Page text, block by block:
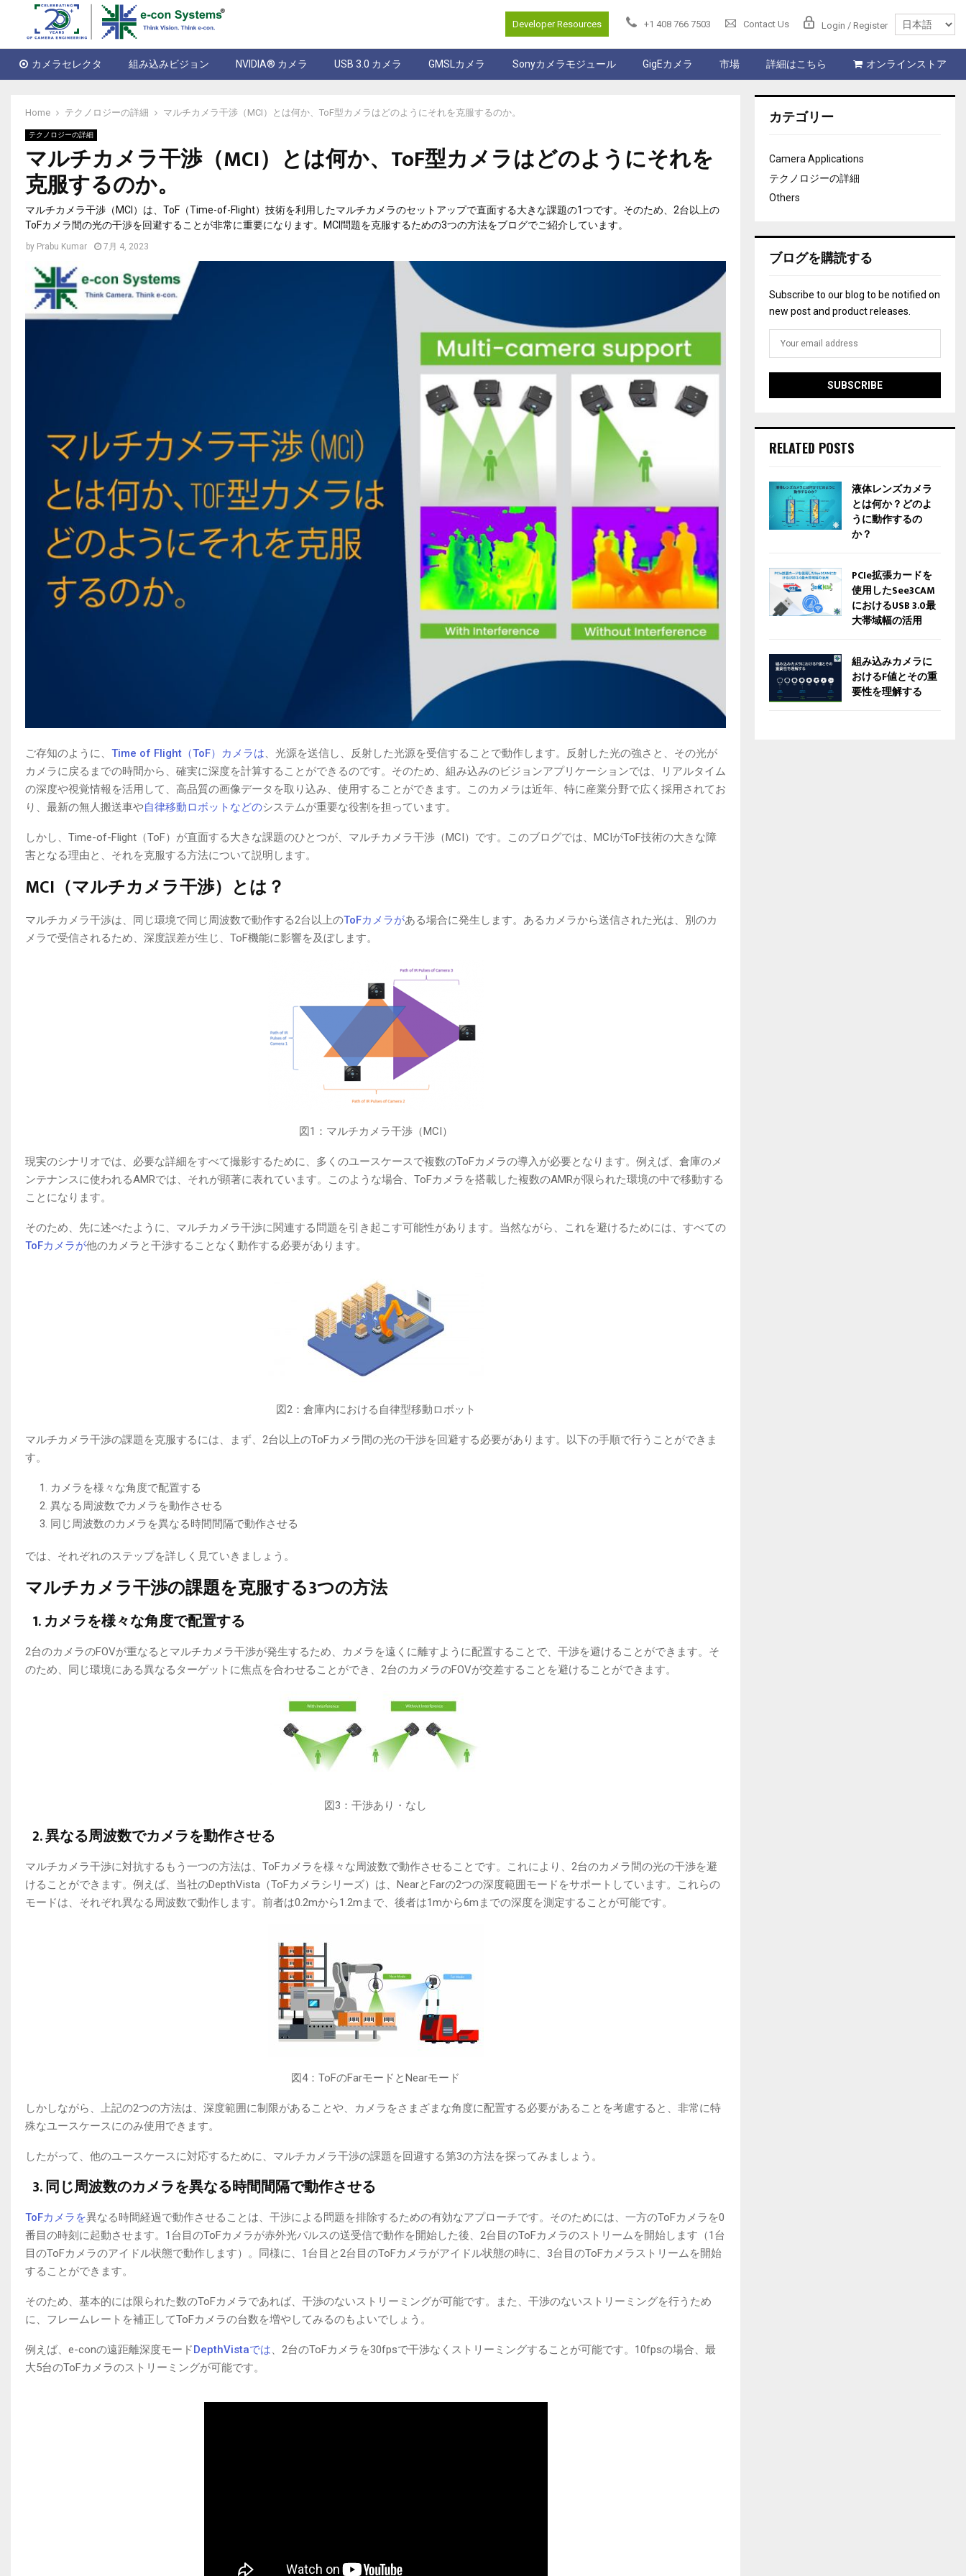
Developer Resources +1 408 766 7503 Contact Us Login / Register
カメラセレクタ 組み込みビジョン NVIDIA® カメラ USB 3.0 カメラ GMSLカメラ Sonyカメラモジュール GigEカメラ 市場 詳細はこちら オンラインストア
Home テクノロジーの詳細 マルチカメラ干渉（MCI）とは何か、ToF型カメラはどのようにそれを克服するのか。
テクノロジーの詳細
マルチカメラ干渉（MCI）とは何か、ToF型カメラはどのようにそれを
克服するのか。
マルチカメラ干渉（MCI）は、ToF（Time-of-Flight）技術を利用したマルチカメラのセットアップで直面する大きな課題の1つです。そのため、2台以上の
ToFカメラ間の光の干渉を回避することが非常に重要になります。MCI問題を克服するための3つの方法をブログでご紹介しています。
by Prabu Kumar 7月 4, 2023
ご存知のように、 Time of Flight（ToF）カメラは、光源を送信し、反射した光源を受信することで動作します。反射した光の強さと、その光が
カメラに戻るまでの時間から、確実に深度を計算することができるのです。そのため、組み込みのビジョンアプリケーションでは、リアルタイム
の深度や視覚情報を活用して、高品質の画像データを取り込み、使用することができます。このカメラは近年、特に産業分野で広く採用されてお
り、最新の無人搬送車や自律移動ロボットなどのシステムが重要な役割を担っています。
しかし、Time-of-Flight（ToF）が直面する大きな課題のひとつが、マルチカメラ干渉（MCI）です。このブログでは、MCIがToF技術の大きな障
害となる理由と、それを克服する方法について説明します。
MCI（マルチカメラ干渉）とは？
マルチカメラ干渉は、同じ環境で同じ周波数で動作する2台以上のToFカメラがある場合に発生します。あるカメラから送信された光は、別のカ
メラで受信されるため、深度誤差が生じ、ToF機能に影響を及ぼします。
図1：マルチカメラ干渉（MCI）
現実のシナリオでは、必要な詳細をすべて撮影するために、多くのユースケースで複数のToFカメラの導入が必要となります。例えば、倉庫のメ
ンテナンスに使われるAMRでは、それが顕著に表れています。このような場合、ToFカメラを搭載した複数のAMRが限られた環境の中で移動する
ことになります。
そのため、先に述べたように、マルチカメラ干渉に関連する問題を引き起こす可能性があります。当然ながら、これを避けるためには、すべての
ToFカメラが他のカメラと干渉することなく動作する必要があります。
図2：倉庫内における自律型移動ロボット
マルチカメラ干渉の課題を克服するには、まず、2台以上のToFカメラ間の光の干渉を回避する必要があります。以下の手順で行うことができま
す。
カメラを様々な角度で配置する
異なる周波数でカメラを動作させる
同じ周波数のカメラを異なる時間間隔で動作させる
では、それぞれのステップを詳しく見ていきましょう。
マルチカメラ干渉の課題を克服する3つの方法
1.カメラを様々な角度で配置する
2台のカメラのFOVが重なるとマルチカメラ干渉が発生するため、カメラを遠くに離すように配置することで、干渉を避けることができます。そ
のため、同じ環境にある異なるターゲットに焦点を合わせることができ、2台のカメラのFOVが交差することを避けることができます。
図3：干渉あり・なし
2. 異なる周波数でカメラを動作させる
マルチカメラ干渉に対抗するもう一つの方法は、ToFカメラを様々な周波数で動作させることです。これにより、2台のカメラ間の光の干渉を避
けることができます。例えば、当社のDepthVista（ToFカメラシリーズ）は、NearとFarの2つの深度範囲モードをサポートしています。これらの
モードは、それぞれ異なる周波数で動作します。前者は0.2mから1.2mまで、後者は1mから6mまでの深度を測定することが可能です。
図4：ToFのFarモードとNearモード
しかしながら、上記の2つの方法は、深度範囲に制限があることや、カメラをさまざまな角度に配置する必要があることを考慮すると、非常に特
殊なユースケースにのみ使用できます。
したがって、他のユースケースに対応するために、マルチカメラ干渉の課題を回避する第3の方法を探ってみましょう。
3. 同じ周波数のカメラを異なる時間間隔で動作させる
ToFカメラを異なる時間経過で動作させることは、干渉による問題を排除するための有効なアプローチです。そのためには、一方のToFカメラを0
番目の時刻に起動させます。1台目のToFカメラが赤外光パルスの送受信で動作を開始した後、2台目のToFカメラのストリームを開始します（1台
目のToFカメラのアイドル状態で動作します）。同様に、1台目と2台目のToFカメラがアイドル状態の時に、3台目のToFカメラストリームを開始
することができます。
そのため、基本的には限られた数のToFカメラであれば、干渉のないストリーミングが可能です。また、干渉のないストリーミングを行うため
に、フレームレートを補正してToFカメラの台数を増やしてみるのもよいでしょう。
例えば、e-conの遠距離深度モードDepthVistaでは、2台のToFカメラを30fpsで干渉なくストリーミングすることが可能です。10fpsの場合、最
大5台のToFカメラのストリーミングが可能です。
カテゴリー
Camera Applications
テクノロジーの詳細
Others
ブログを購読する
Subscribe to our blog to be notified on
new post and product releases.
RELATED POSTS
液体レンズカメラ
とは何か？どのよ
うに動作するの
か？
PCIe拡張カードを
使用したSee3CAM
におけるUSB 3.0最
大帯域幅の活用
組み込みカメラに
おけるF値とその重
要性を理解する